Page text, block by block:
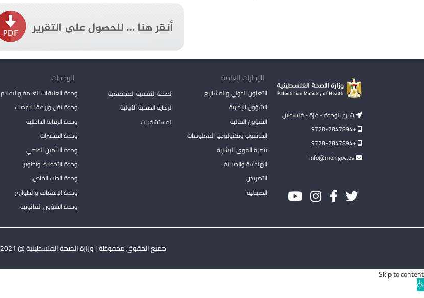
شارع الوحدة - غزة - فلسطين
+9728-2847894
+9728-2847894
الإدارات العامة
التعاون الدولي والمشاريع
الشؤون الإدارية
الشؤون المالية
الحاسوب وتكنولوجيا المعلومات
تنمية القوى البشرية
الهندسة والصيانة
التمريض
الصيدلية
الصحة النفسية المجتمعية
الرعاية الصحية الأولية
المستشفيات
الوحدات
وحدة العلاقات العامة والاعلام
وحدة نقل وزراعة الاعضاء
وحدة الرقابة الداخلية
وحدة المختبرات
وحدة التأمين الصحي
وحدة التخطيط وتطوير
وحدة الطب الخاص
وحدة الإسعاف والطوارئ
وحدة الشؤون القانونية
جميع الحقوق محفوظة | وزارة الصحة الفلسطينية @ 2021
Skip to content
Open
toolbar